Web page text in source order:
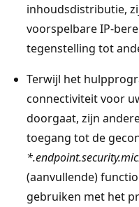
inhoudsdistributie,
voorspelbare IP-
tegenstelling tot
Terwijl het
connectiviteit voor
doorgaat, zijn
toegang tot de
(aanvullende)
gebruiken met het